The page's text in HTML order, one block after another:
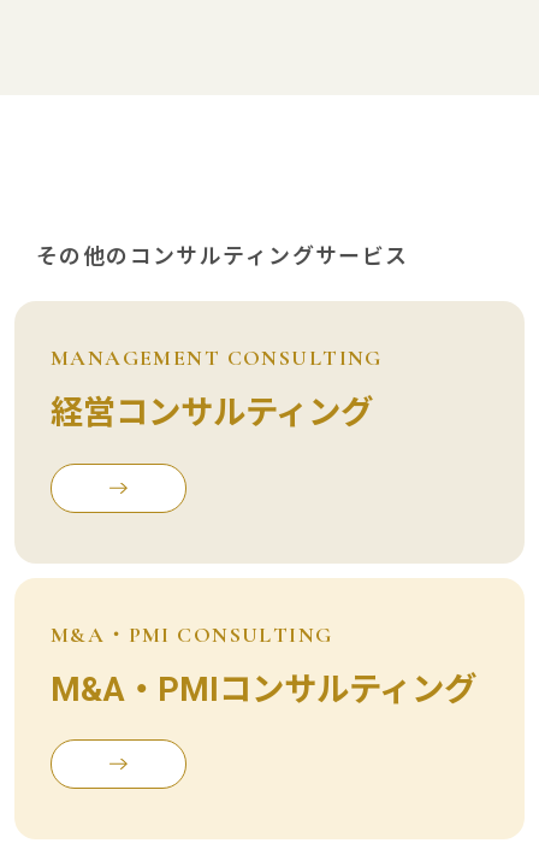
その他のコンサルティングサービス
MANAGEMENT CONSULTING
経営コンサルティング
M&A・PMI CONSULTING
M&A・PMIコンサルティング